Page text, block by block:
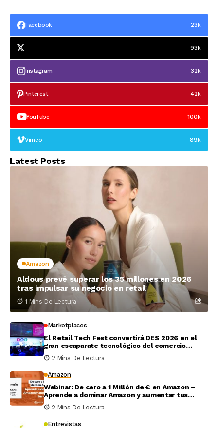
innovadora
Facebook 23k
93k
Instagram 32k
Pinterest 42k
YouTube 100k
Vimeo 89k
Latest Posts
Amazon
Aldous prevé superar los 35 millones en 2026
tras impulsar su negocio en retail
1 Mins De Lectura
Marketplaces
El Retail Tech Fest convertirá DES 2026 en el
gran escaparate tecnológico del comercio
minorista
2 Mins De Lectura
Amazon
Webinar: De cero a 1 Millón de € en Amazon –
Aprende a dominar Amazon y aumentar tus
ventas
2 Mins De Lectura
Entrevistas